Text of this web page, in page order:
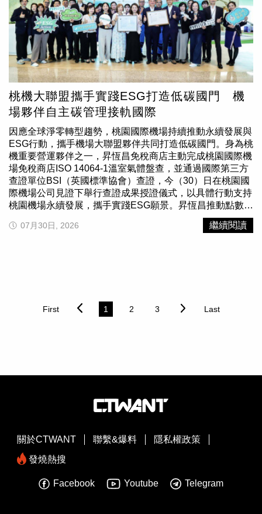
一代開發者成長的承諾。台灣具有成熟的科技產業基礎、活
躍的開發者社群與深厚的軟體人才實力，是推動具商業應用
潛力 AI 創新的重要據點。Sea 共同創始人兼蝦皮購物首席
產品官 David Chen 表示，台灣擁有充滿活力的科技與 AI
社群，Sea 很高興將黑客松系列賽事帶給台灣開發者。
David Chen 說明，作為蝦皮購物母公司 Sea 與OpenAI 合
作的一環，本次黑客松將讓參與者有機會探索 OpenAI
Codex、向產業專家學習，並將創新構想轉化為實際解決方
案。他也期待透過此次活動，激勵更多台灣開發者運用 AI
為企業及社會創造更多價值，持續推動台灣 AI 人才與創新
生態的長期發展。除黑客松外，雙方亦持續合作，協助亞太
地區商家導入 AI 技術與應用。蝦皮購物計畫將 ChatGPT
for Business 導入賣家生態圈，協助符合資格的中小賣家運
用 AI 技術生成高品質商品資訊與行銷內容、優化客服流
程，以及自動化日常營運作業。賣家亦將可獲得 ChatGPT
for Business 試用資格、資源導入、培訓課程及最佳案例分
享，協助其更有信心地運用 AI。蝦皮購物母公司Sea攜手
9月12日在台北國際會議中心（TICC）登場。(圖片提供／
群建立更緊密的連結，為台灣人才創造更多機會，運用
Codex 進行開發、彼此交流學習，並打造解決真實世界挑
術團隊的專業指導。參賽團隊將透過開發 AI 解決方案回應
資深技術主管組成之評審團展示其創新成果與應用構想。
本次賽事將由 OpenAI 提供總價值 5 萬美元（約新台幣 150
開發與概念驗證；前五名團隊所有成員皆可獲得 ChatGPT
將黑客松系列賽事拓展至越南、印尼、馬來西亞及泰國，為
會。報名資訊：●報名日期：即日起至 2026 年 8 月 26 日●
桃機大聯盟攜手實踐ESG打造低碳國門 機
場夥伴自主碳管理接軌國際
因應全球淨零轉型趨勢，桃園國際機場持續推動永續發展與
ESG行動，攜手機場大聯盟夥伴共同打造低碳國門。身為桃
機重要營運夥伴之一，昇恆昌免稅商店主動完成桃園國際機
場免稅商店ISO 14064-1溫室氣體盤查，並通過國際第三方
查證單位BSI（英國標準協會）查證，今（30）日在桃園國
際機場公司見證下舉行查證成果授證儀式，以具體行動支持
桃園機場永續發展，攜手實踐ESG願景。昇恆昌推動點數兌
換循環袋等減塑減碳措施，將永續理念融入旅客服務，榮獲
桃機夥伴永續行動競賽優勝。（圖／昇恆昌免稅商店提供）
榮獲桃機夥伴永續行動競賽優勝，展現企業將永續理念落實
於營運與旅客服務的成果。桃機公司副總經理李俊德致詞表
示，ISO 14064-1可協助企業掌握溫室氣體排放現況，提升
昌為服務業推動低碳轉型提供良好典範。桃園國際機場第二
航廈「亮彩琉璃體驗池」以6.5噸回收玻璃再製約1740萬顆
旅客展現臺灣推動循環永續與綠色創新的行動力。（圖／昇
恆昌免稅商店提供）昇恆昌總經理江建廷表示，永續不是單
一企業的努力，而是整個機場生態圈共同承擔的責任，身為
包括引進翻修後二手鋼琴提供旅客彈奏，並以6.5噸回收玻
07月30日, 2026 繼續閱讀
First 1 2 3 Last
關於CTWANT 聯繫&爆料
隱私權政策
發燒熱搜
Facebook Youtube Telegram